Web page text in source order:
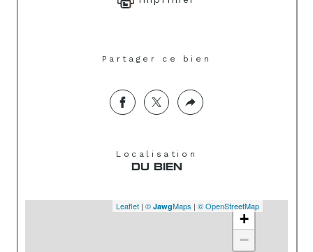
Partager ce bien
Localisation
DU BIEN
+
−
Leaflet | © JawgMaps | © OpenStreetMap